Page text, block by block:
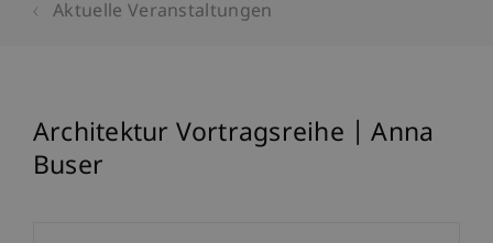
Aktuelle Veranstaltungen
Architektur Vortragsreihe | Anna
Buser